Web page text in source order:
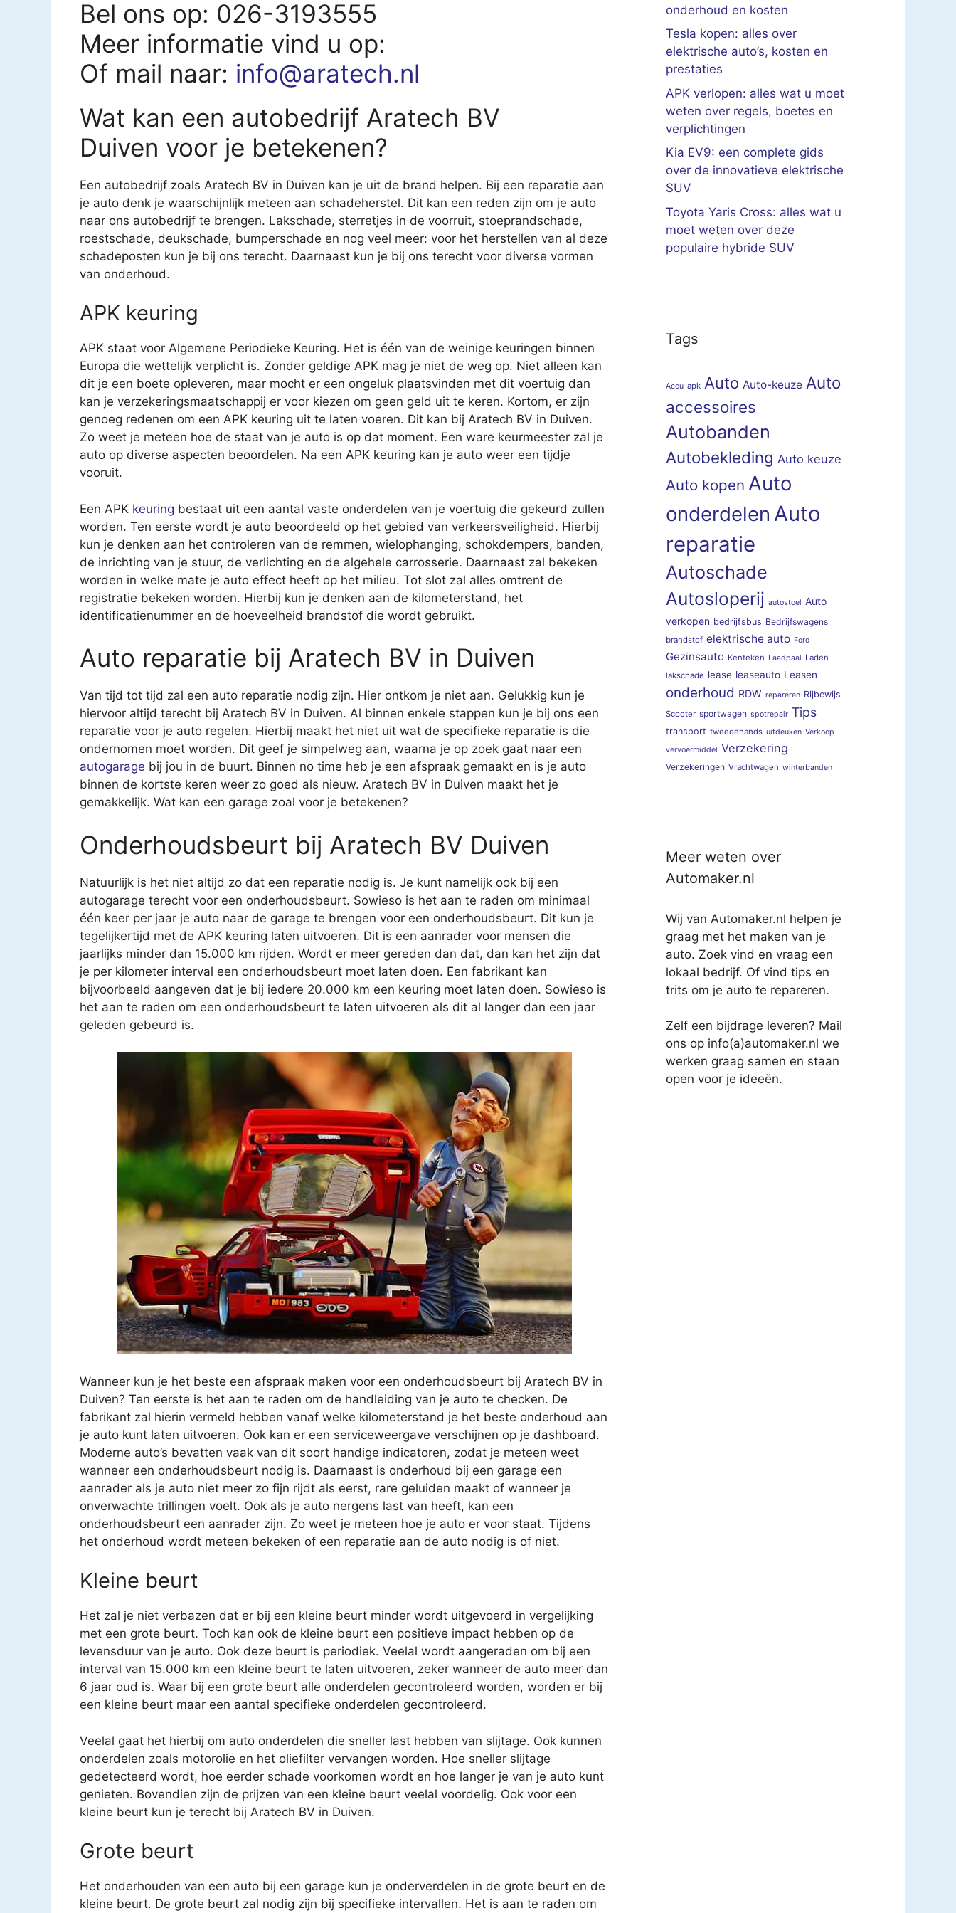
Bel ons op: 026-3193555
Meer informatie vind u op:
Of mail naar: info@aratech.nl
Wat kan een autobedrijf Aratech BV
Duiven voor je betekenen?
Een autobedrijf zoals Aratech BV in Duiven kan je uit de brand helpen. Bij een reparatie aan
je auto denk je waarschijnlijk meteen aan schadeherstel. Dit kan een reden zijn om je auto
naar ons autobedrijf te brengen. Lakschade, sterretjes in de voorruit, stoeprandschade,
roestschade, deukschade, bumperschade en nog veel meer: voor het herstellen van al deze
schadeposten kun je bij ons terecht. Daarnaast kun je bij ons terecht voor diverse vormen
van onderhoud.
APK keuring
APK staat voor Algemene Periodieke Keuring. Het is één van de weinige keuringen binnen
Europa die wettelijk verplicht is. Zonder geldige APK mag je niet de weg op. Niet alleen kan
dit je een boete opleveren, maar mocht er een ongeluk plaatsvinden met dit voertuig dan
kan je verzekeringsmaatschappij er voor kiezen om geen geld uit te keren. Kortom, er zijn
genoeg redenen om een APK keuring uit te laten voeren. Dit kan bij Aratech BV in Duiven.
Zo weet je meteen hoe de staat van je auto is op dat moment. Een ware keurmeester zal je
auto op diverse aspecten beoordelen. Na een APK keuring kan je auto weer een tijdje
vooruit.
Een APK keuring bestaat uit een aantal vaste onderdelen van je voertuig die gekeurd zullen
worden. Ten eerste wordt je auto beoordeeld op het gebied van verkeersveiligheid. Hierbij
kun je denken aan het controleren van de remmen, wielophanging, schokdempers, banden,
de inrichting van je stuur, de verlichting en de algehele carrosserie. Daarnaast zal bekeken
worden in welke mate je auto effect heeft op het milieu. Tot slot zal alles omtrent de
registratie bekeken worden. Hierbij kun je denken aan de kilometerstand, het
identificatienummer en de hoeveelheid brandstof die wordt gebruikt.
Auto reparatie bij Aratech BV in Duiven
Van tijd tot tijd zal een auto reparatie nodig zijn. Hier ontkom je niet aan. Gelukkig kun je
hiervoor altijd terecht bij Aratech BV in Duiven. Al binnen enkele stappen kun je bij ons een
reparatie voor je auto regelen. Hierbij maakt het niet uit wat de specifieke reparatie is die
ondernomen moet worden. Dit geef je simpelweg aan, waarna je op zoek gaat naar een
autogarage bij jou in de buurt. Binnen no time heb je een afspraak gemaakt en is je auto
binnen de kortste keren weer zo goed als nieuw. Aratech BV in Duiven maakt het je
gemakkelijk. Wat kan een garage zoal voor je betekenen?
Onderhoudsbeurt bij Aratech BV Duiven
Natuurlijk is het niet altijd zo dat een reparatie nodig is. Je kunt namelijk ook bij een
autogarage terecht voor een onderhoudsbeurt. Sowieso is het aan te raden om minimaal
één keer per jaar je auto naar de garage te brengen voor een onderhoudsbeurt. Dit kun je
tegelijkertijd met de APK keuring laten uitvoeren. Dit is een aanrader voor mensen die
jaarlijks minder dan 15.000 km rijden. Wordt er meer gereden dan dat, dan kan het zijn dat
je per kilometer interval een onderhoudsbeurt moet laten doen. Een fabrikant kan
bijvoorbeeld aangeven dat je bij iedere 20.000 km een keuring moet laten doen. Sowieso is
het aan te raden om een onderhoudsbeurt te laten uitvoeren als dit al langer dan een jaar
geleden gebeurd is.
Wanneer kun je het beste een afspraak maken voor een onderhoudsbeurt bij Aratech BV in
Duiven? Ten eerste is het aan te raden om de handleiding van je auto te checken. De
fabrikant zal hierin vermeld hebben vanaf welke kilometerstand je het beste onderhoud aan
je auto kunt laten uitvoeren. Ook kan er een serviceweergave verschijnen op je dashboard.
Moderne auto’s bevatten vaak van dit soort handige indicatoren, zodat je meteen weet
wanneer een onderhoudsbeurt nodig is. Daarnaast is onderhoud bij een garage een
aanrader als je auto niet meer zo fijn rijdt als eerst, rare geluiden maakt of wanneer je
onverwachte trillingen voelt. Ook als je auto nergens last van heeft, kan een
onderhoudsbeurt een aanrader zijn. Zo weet je meteen hoe je auto er voor staat. Tijdens
het onderhoud wordt meteen bekeken of een reparatie aan de auto nodig is of niet.
Kleine beurt
Het zal je niet verbazen dat er bij een kleine beurt minder wordt uitgevoerd in vergelijking
met een grote beurt. Toch kan ook de kleine beurt een positieve impact hebben op de
levensduur van je auto. Ook deze beurt is periodiek. Veelal wordt aangeraden om bij een
interval van 15.000 km een kleine beurt te laten uitvoeren, zeker wanneer de auto meer dan
6 jaar oud is. Waar bij een grote beurt alle onderdelen gecontroleerd worden, worden er bij
een kleine beurt maar een aantal specifieke onderdelen gecontroleerd.
Veelal gaat het hierbij om auto onderdelen die sneller last hebben van slijtage. Ook kunnen
onderdelen zoals motorolie en het oliefilter vervangen worden. Hoe sneller slijtage
gedetecteerd wordt, hoe eerder schade voorkomen wordt en hoe langer je van je auto kunt
genieten. Bovendien zijn de prijzen van een kleine beurt veelal voordelig. Ook voor een
kleine beurt kun je terecht bij Aratech BV in Duiven.
Grote beurt
Het onderhouden van een auto bij een garage kun je onderverdelen in de grote beurt en de
kleine beurt. De grote beurt zal nodig zijn bij specifieke intervallen. Het is aan te raden om
onderhoud en kosten
Tesla kopen: alles over
elektrische auto’s, kosten en
prestaties
APK verlopen: alles wat u moet
weten over regels, boetes en
verplichtingen
Kia EV9: een complete gids
over de innovatieve elektrische
SUV
Toyota Yaris Cross: alles wat u
moet weten over deze
populaire hybride SUV
Tags
Accu apk Auto Auto-keuze Auto
accessoires
Autobanden
Autobekleding Auto keuze
Auto kopen Auto
onderdelen Auto
reparatie
Autoschade
Autosloperij autostoel Auto
verkopen bedrijfsbus Bedrijfswagens
brandstof elektrische auto Ford
Gezinsauto Kenteken Laadpaal Laden
lakschade lease leaseauto Leasen
onderhoud RDW repareren Rijbewijs
Scooter sportwagen spotrepair Tips
transport tweedehands uitdeuken Verkoop
vervoermiddel Verzekering
Verzekeringen Vrachtwagen winterbanden
Meer weten over
Automaker.nl
Wij van Automaker.nl helpen je
graag met het maken van je
auto. Zoek vind en vraag een
lokaal bedrijf. Of vind tips en
trits om je auto te repareren.
Zelf een bijdrage leveren? Mail
ons op info(a)automaker.nl we
werken graag samen en staan
open voor je ideeën.